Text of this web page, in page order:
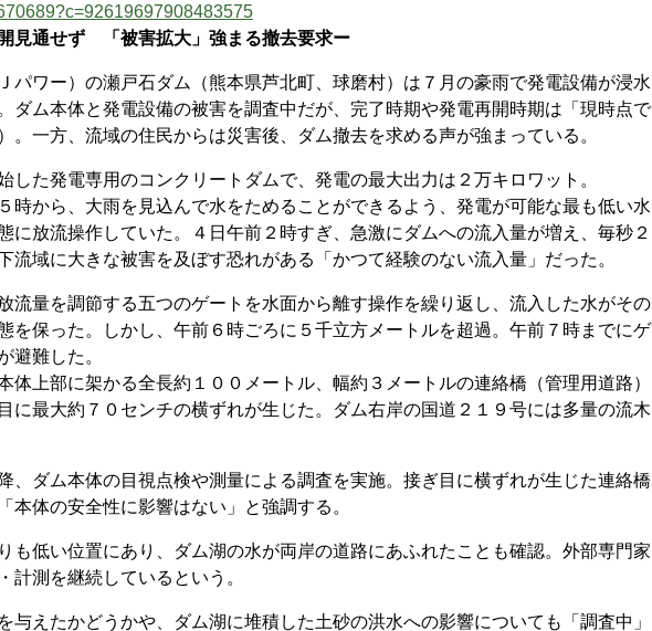
見通せず 「被害拡大」強まる撤去要求ー
ワー）の瀬戸石ダム（熊本県芦北町、球磨村）は７月の豪雨で発電設備が浸水
ダム本体と発電設備の被害を調査中だが、完了時期や発電再開時期は「現時点で
。一方、流域の住民からは災害後、ダム撤去を求める声が強まっている。
た発電専用のコンクリートダムで、発電の最大出力は２万キロワット。
から、大雨を見込んで水をためることができるよう、発電が可能な最も低い水
に放流操作していた。４日午前２時すぎ、急激にダムへの流入量が増え、毎秒２
流域に大きな被害を及ぼす恐れがある「かつて経験のない流入量」だった。
量を調節する五つのゲートを水面から離す操作を繰り返し、流入した水がその
を保った。しかし、午前６時ごろに５千立方メートルを超過。午前７時までにゲ
避難した。
上部に架かる全長約１００メートル、幅約３メートルの連絡橋（管理用道路）
に最大約７０センチの横ずれが生じた。ダム右岸の国道２１９号には多量の流木
ダム本体の目視点検や測量による調査を実施。接ぎ目に横ずれが生じた連絡橋
本体の安全性に影響はない」と強調する。
低い位置にあり、ダム湖の水が両岸の道路にあふれたことも確認。外部専門家
計測を継続しているという。
えたかどうかや、ダム湖に堆積した土砂の洪水への影響についても「調査中」